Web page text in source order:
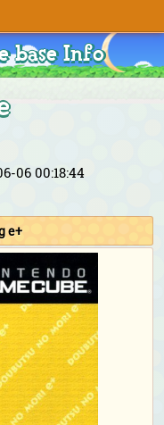
base Info
06 00:18:44
e+